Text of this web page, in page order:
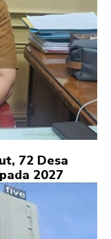
72 Desa
2027